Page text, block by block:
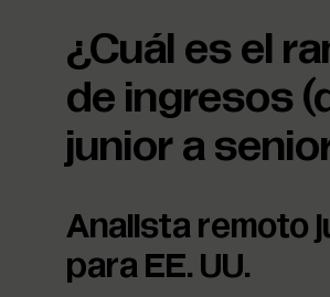
¿Cuál es el
de ingresos
junior a
Analista remoto
para EE. UU.